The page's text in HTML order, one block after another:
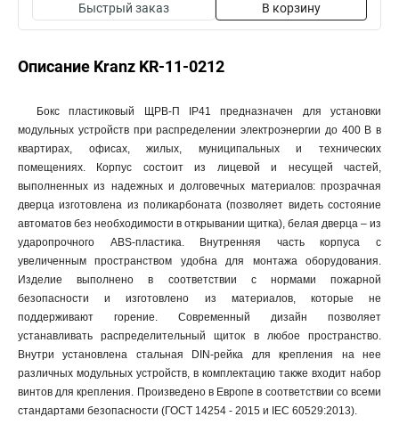
Быстрый заказ В корзину
Описание Kranz KR-11-0212
Бокс пластиковый ЩРВ-П IP41 предназначен для установки
модульных устройств при распределении электроэнергии до 400 В в
квартирах, офисах, жилых, муниципальных и технических
помещениях. Корпус состоит из лицевой и несущей частей,
выполненных из надежных и долговечных материалов: прозрачная
дверца изготовлена из поликарбоната (позволяет видеть состояние
автоматов без необходимости в открывании щитка), белая дверца – из
ударопрочного ABS-пластика. Внутренняя часть корпуса с
увеличенным пространством удобна для монтажа оборудования.
Изделие выполнено в соответствии с нормами пожарной
безопасности и изготовлено из материалов, которые не
поддерживают горение. Современный дизайн позволяет
устанавливать распределительный щиток в любое пространство.
Внутри установлена стальная DIN-рейка для крепления на нее
различных модульных устройств, в комплектацию также входит набор
винтов для крепления. Произведено в Европе в соответствии со всеми
стандартами безопасности (ГОСТ 14254 - 2015 и IEC 60529:2013).